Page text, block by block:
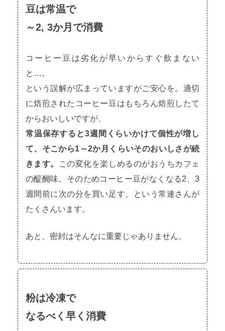
豆は常温で
～2, 3か月で消費
コーヒー豆は劣化が早いからすぐ飲まない
と…。
という誤解が広まっていますがご安心を。 適切
に焙煎されたコーヒー豆はもちろん焙煎したて
からおいしいですが、
常温保存すると3週間くらいかけて個性が増し
て、そこから1～2か月くらいそのおいしさが続
きます。
この変化を楽しめるのがおうちカフェ
の醍醐味。 そのためコーヒー豆がなくなる2、3
週間前に次の分を買い足す、という常連さんが
たくさんいます。
あと、密封はそんなに重要じゃありません。
粉は冷凍で
なるべく早く消費